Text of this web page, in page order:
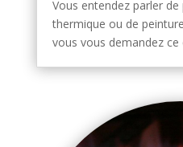
Vous entendez parler
thermique ou de
vous vous demandez ce